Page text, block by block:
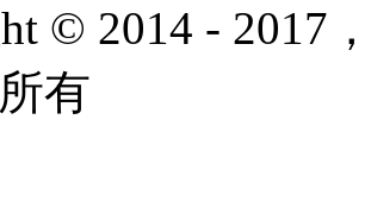
© 2014 - 2017
有